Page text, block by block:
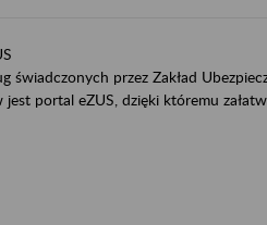
przez Zakład
portal eZUS, dzięki któremu